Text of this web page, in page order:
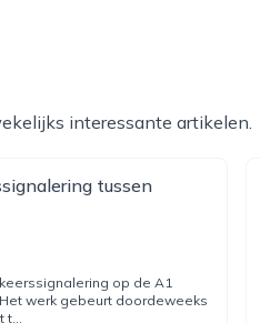
interessante artikelen.
tussen
op de A1
werk gebeurt doordeweeks
t...